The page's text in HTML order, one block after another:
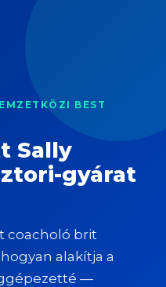
BEST
Sally
gyárat
coacholó brit
alakítja a
—